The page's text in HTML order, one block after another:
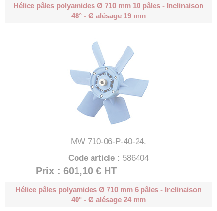
Hélice pâles polyamides Ø 710 mm 10 pâles - Inclinaison
48° - Ø alésage 19 mm
MW 710-06-P-40-24.
Code article : 586404
Prix : 601,10 € HT
Hélice pâles polyamides Ø 710 mm 6 pâles - Inclinaison
40° - Ø alésage 24 mm